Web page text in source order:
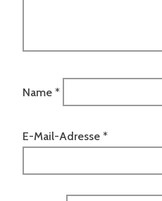
Name *
E-Mail-Adresse *